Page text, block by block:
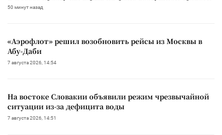
50 минут назад
«Аэрофлот» решил возобновить рейсы из Москвы в
Абу-Даби
7 августа 2026, 14:54
На востоке Словакии объявили режим чрезвычайной
ситуации из-за дефицита воды
7 августа 2026, 14:51